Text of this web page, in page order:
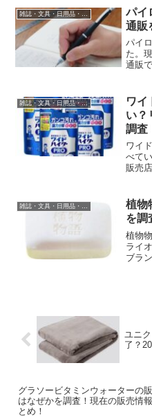
パイ
通販
パイ
た。
通販
雑誌・文具・日用品・インテリア
ワイ
い？
調査
ワイ
べて
販売
雑誌・文具・日用品・インテリア
植物
を調
植物
ライ
ブラ
ユニ
了？
グラソービタミンウォーターの
はなぜかを調査！現在の販売情
とめ！